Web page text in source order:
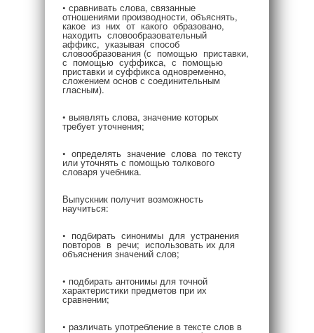
• сравнивать слова, связанные
отношениями производности, объяснять,
какое из них от какого образовано,
находить словообразовательный
аффикс, указывая способ
словообразования (с помощью приставки,
с помощью суффикса, с помощью
приставки и суффикса одновременно,
сложением основ с соединительным
гласным).
• выявлять слова, значение которых
требует уточнения;
• определять значение слова по тексту
или уточнять с помощью толкового
словаря учебника.
Выпускник получит возможность
научиться:
• подбирать синонимы для устранения
повторов в речи; использовать их для
объяснения значений слов;
• подбирать антонимы для точной
характеристики предметов при их
сравнении;
• различать употребление в тексте слов в